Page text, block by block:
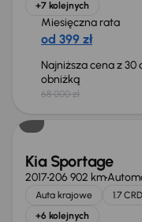
+7 kolejnych
Miesięczna rata
od 399 zł
Najniższa cena z 30
obniżką
68 000 zł
Kia Sportage
2017206 902 km
Auta krajowe 1.7
+6 kolejnych